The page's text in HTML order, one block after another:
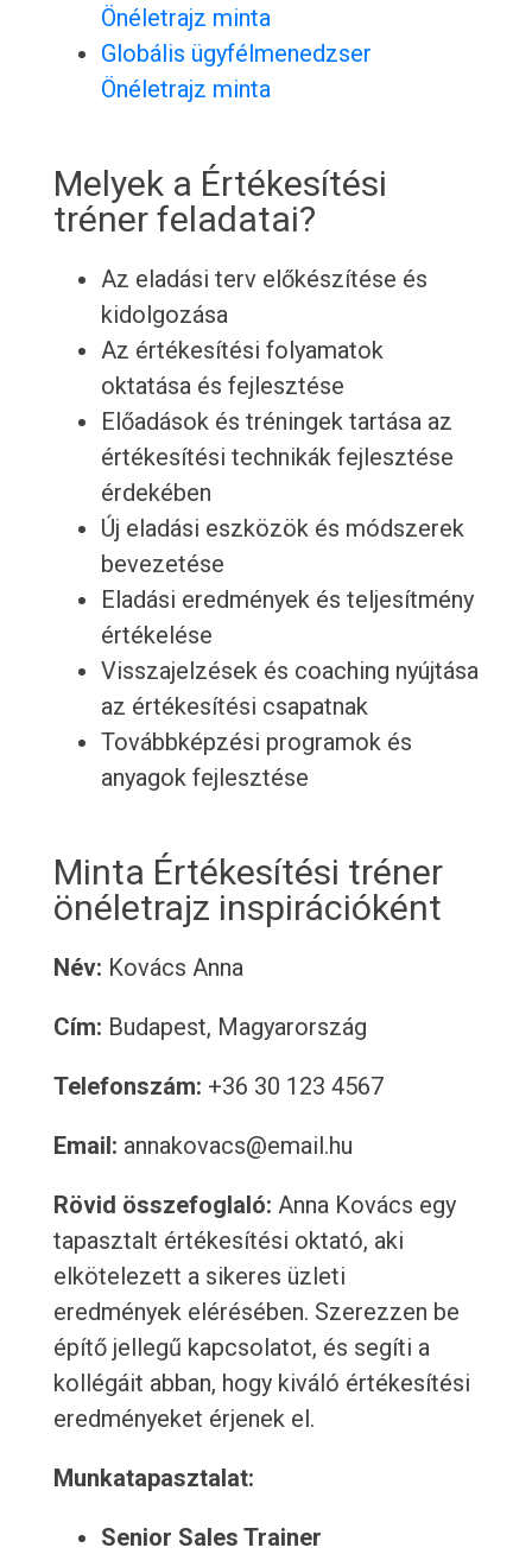
Önéletrajz minta
Globális ügyfélmenedzser
Önéletrajz minta
Melyek a Értékesítési
tréner feladatai?
Az eladási terv előkészítése és
kidolgozása
Az értékesítési folyamatok
oktatása és fejlesztése
Előadások és tréningek tartása az
értékesítési technikák fejlesztése
érdekében
Új eladási eszközök és módszerek
bevezetése
Eladási eredmények és teljesítmény
értékelése
Visszajelzések és coaching nyújtása
az értékesítési csapatnak
Továbbképzési programok és
anyagok fejlesztése
Minta Értékesítési tréner
önéletrajz inspirációként
Név: Kovács Anna
Cím: Budapest, Magyarország
Telefonszám: +36 30 123 4567
Email: annakovacs@email.hu
Rövid összefoglaló: Anna Kovács egy
tapasztalt értékesítési oktató, aki
elkötelezett a sikeres üzleti
eredmények elérésében. Szerezzen be
építő jellegű kapcsolatot, és segíti a
kollégáit abban, hogy kiváló értékesítési
eredményeket érjenek el.
Munkatapasztalat:
Senior Sales Trainer